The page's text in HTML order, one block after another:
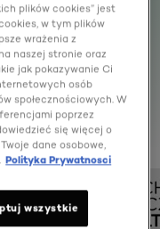
plików cookies” jest
w tym plików
wrażenia z
naszej stronie oraz
jak pokazywanie Ci
osób
społecznościowych. W
poprzez
się więcej o
dane osobowe,
Polityka Prywatnosci
wszystkie